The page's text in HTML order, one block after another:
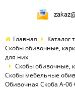
Главная Каталог
Скобы обивочные,
для них
Скобы обивочные,
Скобы мебельные
Обивочная Скоба A-06